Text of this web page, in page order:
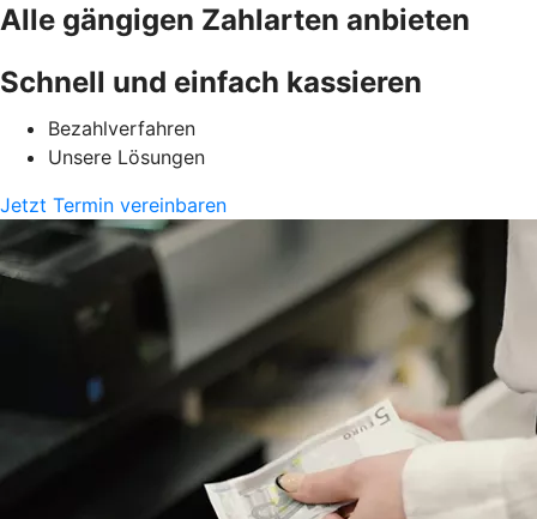
Alle gängigen Zahlarten anbieten
Schnell und einfach kassieren
Bezahlverfahren
Unsere Lösungen
Jetzt Termin vereinbaren